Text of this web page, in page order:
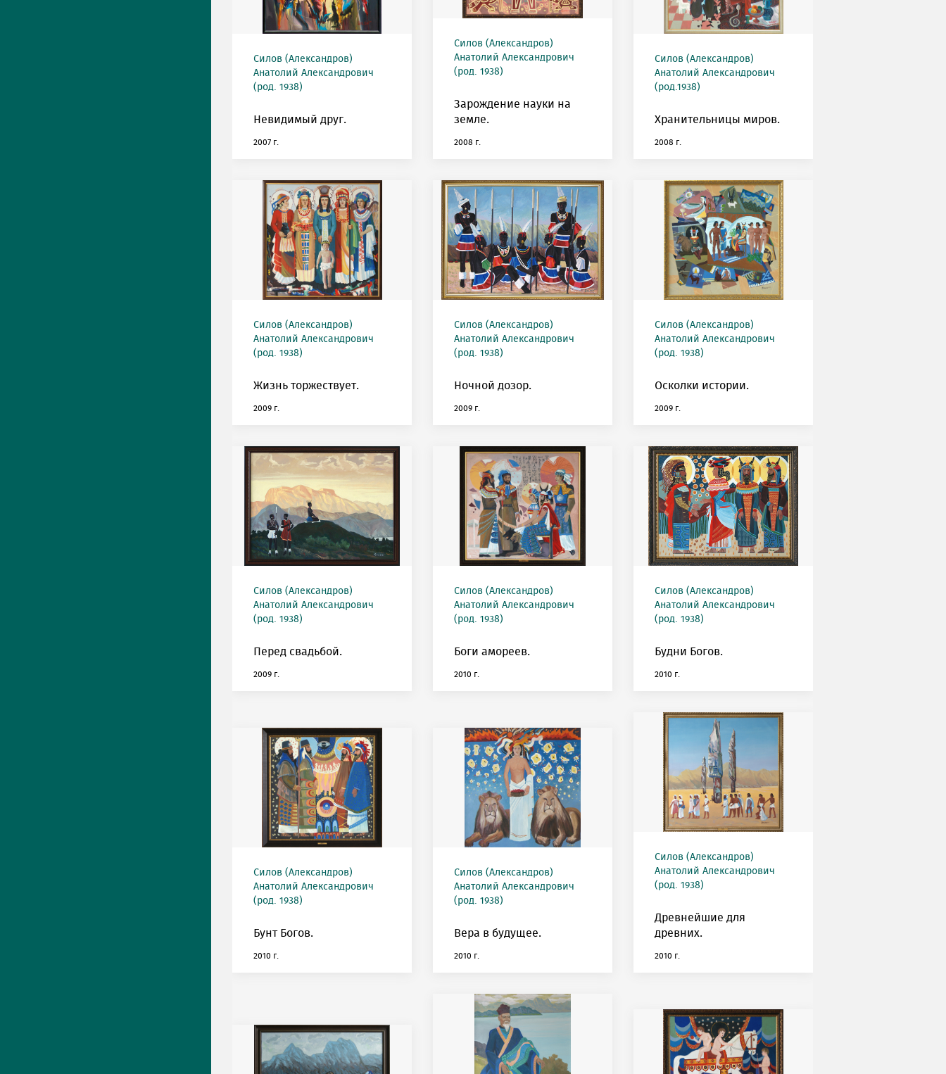
Силов (Александров)
Анатолий Александрович
(род. 1938)
Невидимый друг.
2007 г.
Силов (Александров)
Анатолий Александрович
(род. 1938)
Зарождение науки на
земле.
2008 г.
Силов (Александров)
Анатолий Александрович
(род.1938)
Хранительницы миров.
2008 г.
Силов (Александров)
Анатолий Александрович
(род. 1938)
Жизнь торжествует.
2009 г.
Силов (Александров)
Анатолий Александрович
(род. 1938)
Ночной дозор.
2009 г.
Силов (Александров)
Анатолий Александрович
(род. 1938)
Осколки истории.
2009 г.
Силов (Александров)
Анатолий Александрович
(род. 1938)
Перед свадьбой.
2009 г.
Силов (Александров)
Анатолий Александрович
(род. 1938)
Боги амореев.
2010 г.
Силов (Александров)
Анатолий Александрович
(род. 1938)
Будни Богов.
2010 г.
Силов (Александров)
Анатолий Александрович
(род. 1938)
Бунт Богов.
2010 г.
Силов (Александров)
Анатолий Александрович
(род. 1938)
Вера в будущее.
2010 г.
Силов (Александров)
Анатолий Александрович
(род. 1938)
Древнейшие для
древних.
2010 г.